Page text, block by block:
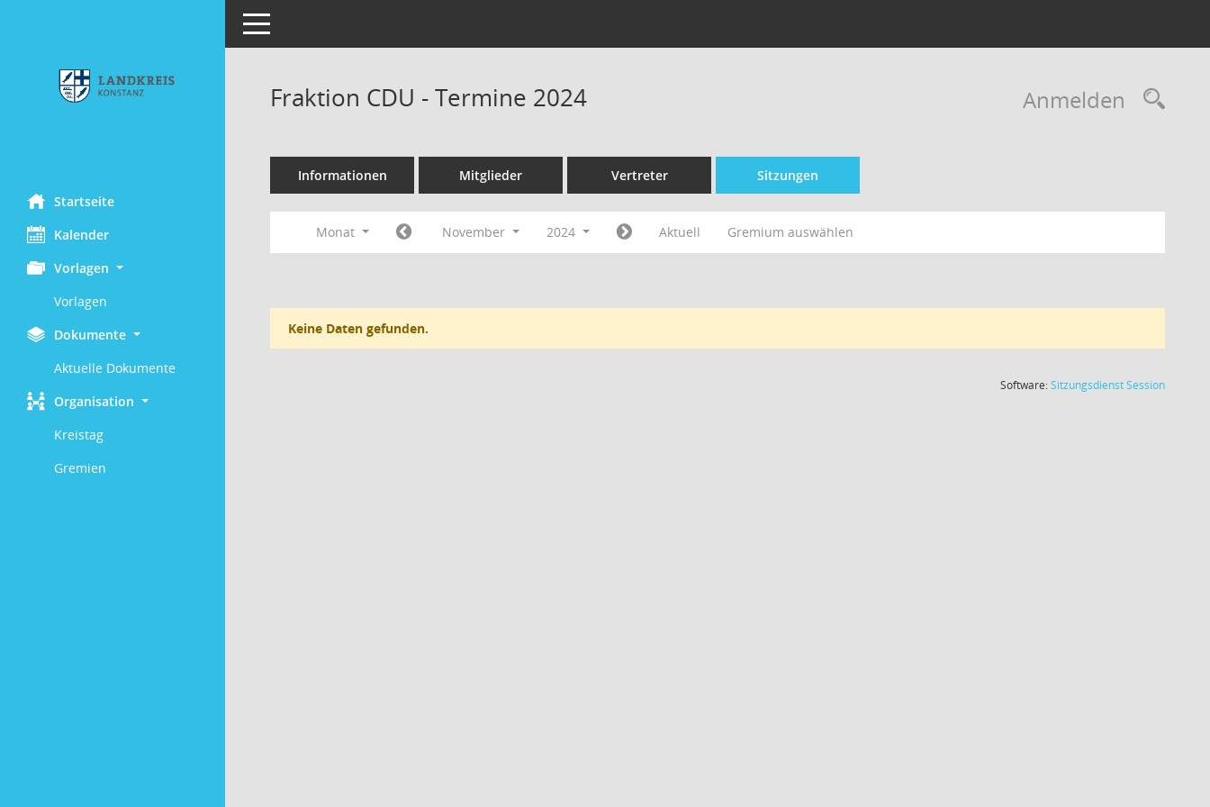
Startseite
Kalender
Vorlagen
Vorlagen
Dokumente
Aktuelle Dokumente
Organisation
Kreistag
Gremien
Toggle navigation
Anmelden
Fraktion CDU - Termine 2024
Informationen Mitglieder Vertreter Sitzungen
Monat November 2024 Aktuell Gremium auswählen
Keine Daten gefunden.
Software:SitzungsdienstSession(Wird in